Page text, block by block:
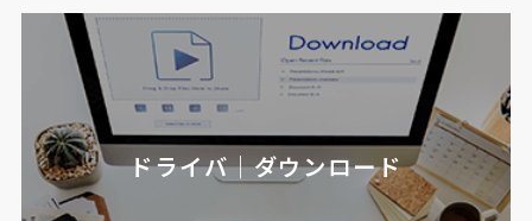
ドライバ｜ダウンロード